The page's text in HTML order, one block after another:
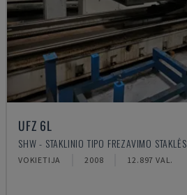
UFZ 6L
SHW - STAKLINIO TIPO FREZAVIMO STAKLĖS
VOKIETIJA 2008 12.897 VAL.